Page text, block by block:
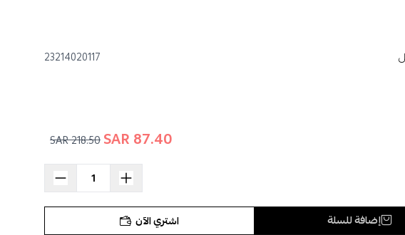
23214020117
87.40 SAR
218.50 SAR
إضافة للسلة اشتري الآن